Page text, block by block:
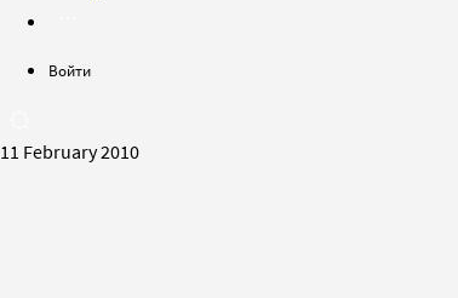
Войти
11 February 2010